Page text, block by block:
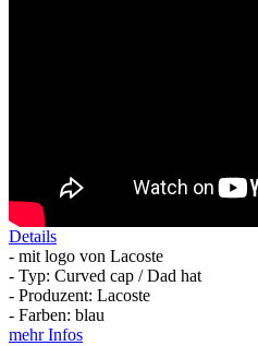
Details
- mit logo von Lacoste
- Typ: Curved cap / Dad hat
- Produzent: Lacoste
- Farben: blau
mehr Infos